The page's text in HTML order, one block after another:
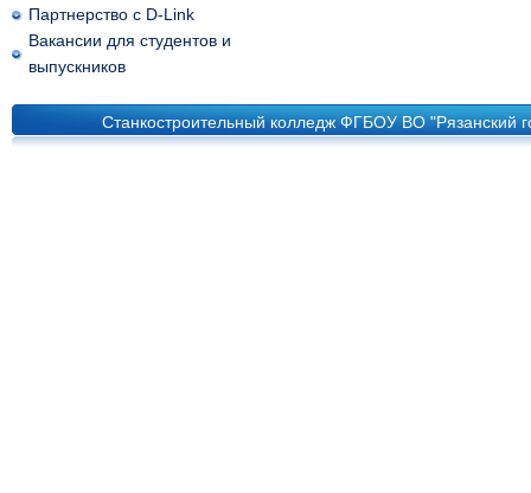
Партнерство с D-Link
Вакансии для студентов и
выпускников
Станкостроительный колледж ФГБОУ ВО "Рязанский